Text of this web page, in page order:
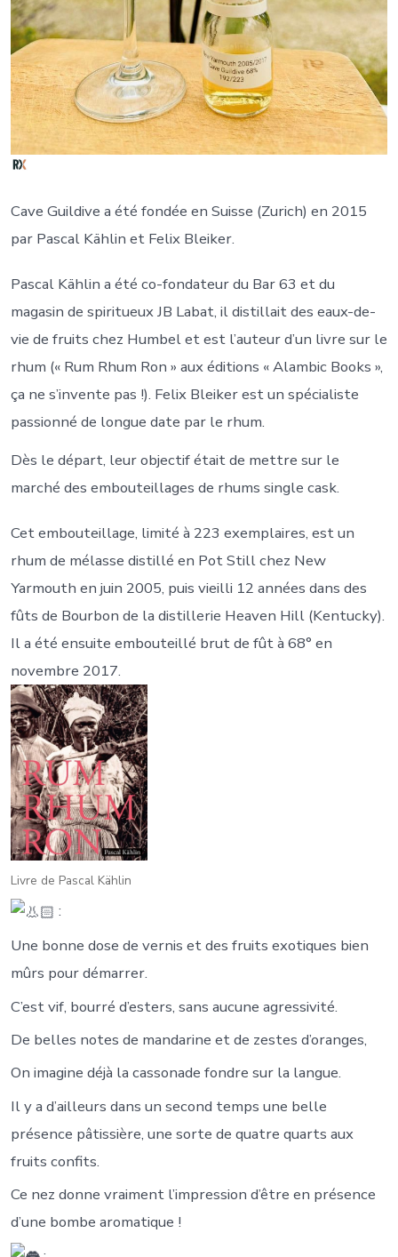
Cave Guildive a été fondée en Suisse (Zurich) en 2015
par Pascal Kählin et Felix Bleiker.
Pascal Kählin a été co-fondateur du Bar 63 et du
magasin de spiritueux JB Labat, il distillait des eaux-de-
vie de fruits chez Humbel et est l’auteur d’un livre sur le
rhum (« Rum Rhum Ron » aux éditions « Alambic Books »,
ça ne s’invente pas !). Felix Bleiker est un spécialiste
passionné de longue date par le rhum.
Dès le départ, leur objectif était de mettre sur le
marché des embouteillages de rhums single cask.
Cet embouteillage, limité à 223 exemplaires, est un
rhum de mélasse distillé en Pot Still chez New
Yarmouth en juin 2005, puis vieilli 12 années dans des
fûts de Bourbon de la distillerie Heaven Hill (Kentucky).
Il a été ensuite embouteillé brut de fût à 68° en
novembre 2017.
Livre de Pascal Kählin
:
Une bonne dose de vernis et des fruits exotiques bien
mûrs pour démarrer.
C’est vif, bourré d’esters, sans aucune agressivité.
De belles notes de mandarine et de zestes d’oranges,
On imagine déjà la cassonade fondre sur la langue.
Il y a d’ailleurs dans un second temps une belle
présence pâtissière, une sorte de quatre quarts aux
fruits confits.
Ce nez donne vraiment l’impression d’être en présence
d’une bombe aromatique !